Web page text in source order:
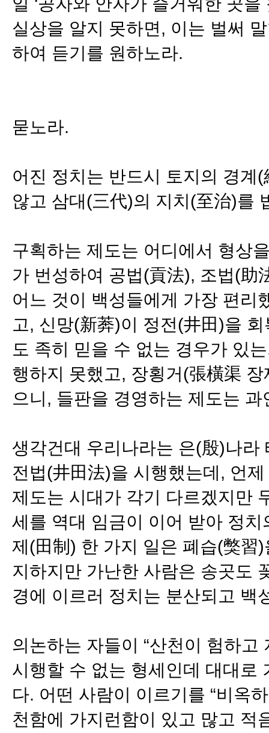
실상을 알지 못하면, 이는 벌써
하여 듣기를 원하노라.
묻노라.
어진 정치는 반드시 토지의 경계
않고 삼대(三代)의 지치(至治)를
구획하는 제도는 어디에서 형상
가 번성하여 공법(貢法), 조법(助
어느 것이 백성들에게 가장 편리
고, 신망(新莾)이 정전(井田)을
도 족히 믿을 수 없는 경우가 있
행하지 못했고, 장횡거(張橫渠
으니, 들판을 경영하는 제도는
생각건대 우리나라는 은(殷)나
전법(井田法)을 시행했는데, 언
제도는 시대가 각기 다르겠지만
세를 역대 임금이 이어 받아 정
제(田制) 한 가지 일은 폐습(獘習
지하지만 가난한 사람은 송곳도
경에 이르러 정치는 분산되고 백
의논하는 자들이 “산천이 험하
시행할 수 없는 형세인데 대대로
다. 어떤 사람이 이르기를 “비옥
천함에 가지런함이 있고 많고 적